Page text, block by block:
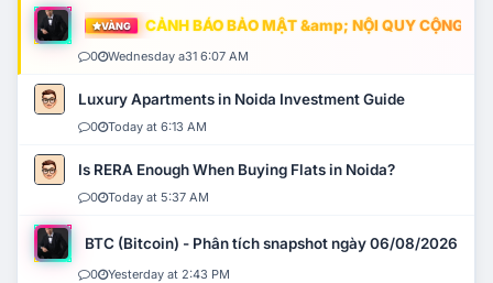
VÀNG CẢNH BÁO BẢO MẬT &amp; NỘI QUY CỘNG
0 Wednesday a31 6:07 AM
Luxury Apartments in Noida Investment Guide
0 Today at 6:13 AM
Is RERA Enough When Buying Flats in Noida?
0 Today at 5:37 AM
BTC (Bitcoin) - Phân tích snapshot ngày 06/08/2026
0 Yesterday at 2:43 PM